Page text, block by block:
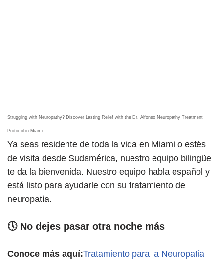
Struggling with Neuropathy? Discover Lasting Relief with the Dr. Alfonso Neuropathy Treatment
Protocol in Miami
Ya seas residente de toda la vida en Miami o estés
de visita desde Sudamérica, nuestro equipo bilingüe
te da la bienvenida. Nuestro equipo habla español y
está listo para ayudarle con su tratamiento de
neuropatía.
🕔 No dejes pasar otra noche más
Conoce más aquí:Tratamiento para la Neuropatia